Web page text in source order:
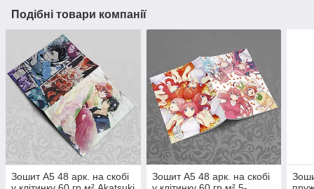
Подібні товари компанії
Зошит А5 48 арк. на скобі
Зошит А5 48 арк. на скобі